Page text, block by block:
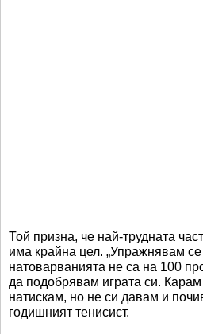
Той призна, че най-трудната
има крайна цел. „Упражнявам
натоварванията не са на 100
да подобрявам играта си.
натискам, но не си давам и
годишният тенисист.